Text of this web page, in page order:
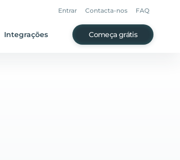
Entrar Contacta-nos FAQ
Integrações Começa grátis